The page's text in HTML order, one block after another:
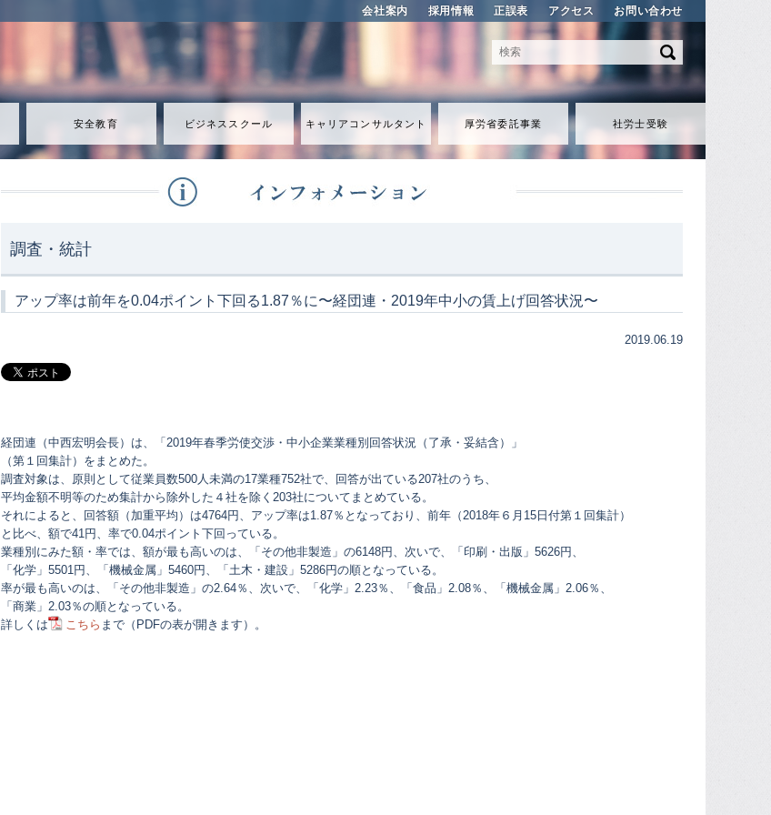
会社案内 採用情報 正誤表 アクセス お問い合わせ
安全教育 ビジネススクール キャリアコンサルタント 厚労省委託事業 社労士受験
調査・統計
アップ率は前年を0.04ポイント下回る1.87％に〜経団連・2019年中小の賃上げ回答状況〜
2019.06.19
経団連（中西宏明会長）は、「2019年春季労使交渉・中小企業業種別回答状況（了承・妥結含）」
（第１回集計）をまとめた。
調査対象は、原則として従業員数500人未満の17業種752社で、回答が出ている207社のうち、
平均金額不明等のため集計から除外した４社を除く203社についてまとめている。
それによると、回答額（加重平均）は4764円、アップ率は1.87％となっており、前年（2018年６月15日付第１回集計）
と比べ、額で41円、率で0.04ポイント下回っている。
業種別にみた額・率では、額が最も高いのは、「その他非製造」の6148円、次いで、「印刷・出版」5626円、
「化学」5501円、「機械金属」5460円、「土木・建設」5286円の順となっている。
率が最も高いのは、「その他非製造」の2.64％、次いで、「化学」2.23％、「食品」2.08％、「機械金属」2.06％、
「商業」2.03％の順となっている。
詳しくは
こちら まで（PDFの表が開きます）。